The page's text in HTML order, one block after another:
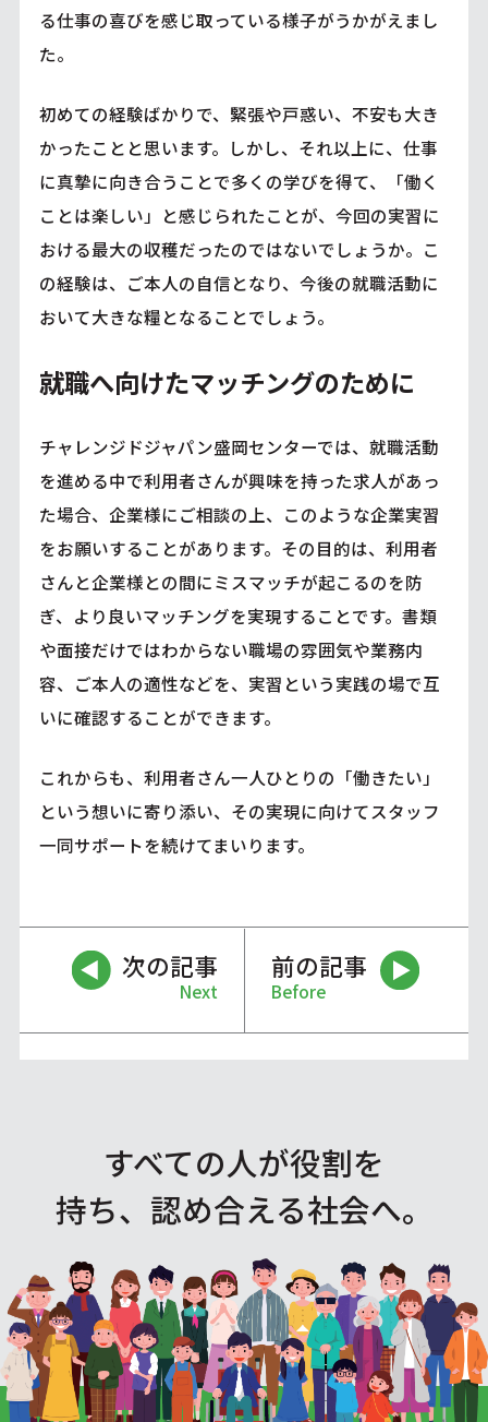
る仕事の喜びを感じ取っている様子がうかがえまし
た。
初めての経験ばかりで、緊張や戸惑い、不安も大き
かったことと思います。しかし、それ以上に、仕事
に真摯に向き合うことで多くの学びを得て、「働く
ことは楽しい」と感じられたことが、今回の実習に
おける最大の収穫だったのではないでしょうか。こ
の経験は、ご本人の自信となり、今後の就職活動に
おいて大きな糧となることでしょう。
就職へ向けたマッチングのために
チャレンジドジャパン盛岡センターでは、就職活動
を進める中で利用者さんが興味を持った求人があっ
た場合、企業様にご相談の上、このような企業実習
をお願いすることがあります。その目的は、利用者
さんと企業様との間にミスマッチが起こるのを防
ぎ、より良いマッチングを実現することです。書類
や面接だけではわからない職場の雰囲気や業務内
容、ご本人の適性などを、実習という実践の場で互
いに確認することができます。
これからも、利用者さん一人ひとりの「働きたい」
という想いに寄り添い、その実現に向けてスタッフ
一同サポートを続けてまいります。
次の記事
Next
前の記事
Before
すべての人が役割を
持ち、認め合える社会へ。